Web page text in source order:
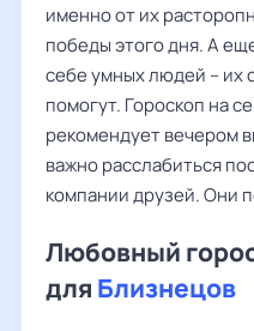
именно от их
победы этого дня. А
себе умных людей – их
помогут. Гороскоп на
рекомендует вечером
важно расслабиться
компании друзей. Они
Любовный
для Близнецов